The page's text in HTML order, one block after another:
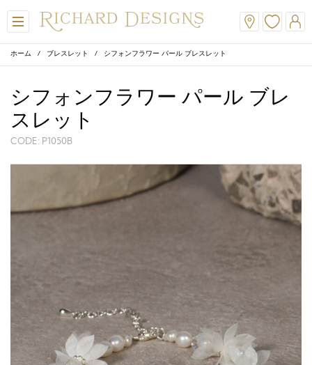
ホーム / ブレスレット / シフォンフラワー パール ブレスレット
シフォンフラワー パール ブレ
スレット
CODE: P1050B